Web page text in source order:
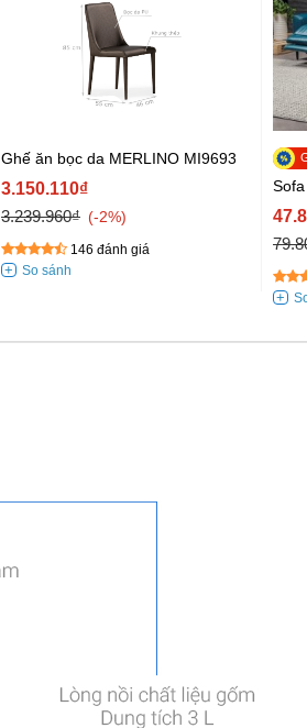
Ghế ăn bọc da MERLINO MI9693
3.150.110₫
3.239.960₫
-2%
146 đánh giá